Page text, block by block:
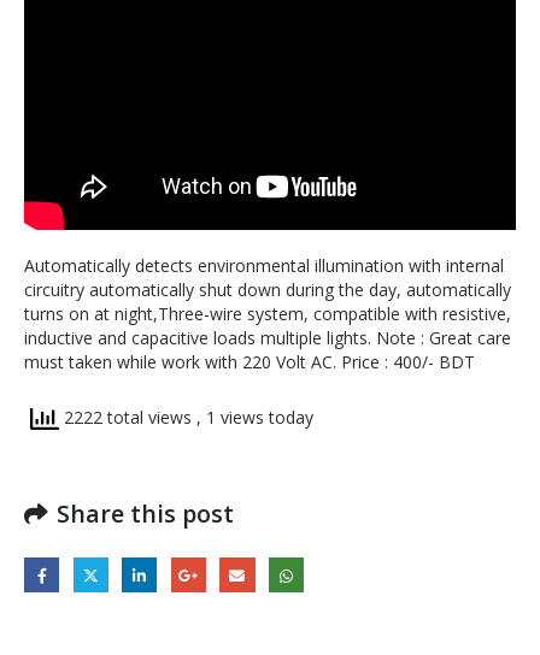
Automatically detects environmental illumination with internal
circuitry automatically shut down during the day, automatically
turns on at night,Three-wire system, compatible with resistive,
inductive and capacitive loads multiple lights. Note : Great care
must taken while work with 220 Volt AC. Price : 400/- BDT
2222 total views , 1 views today
Share this post